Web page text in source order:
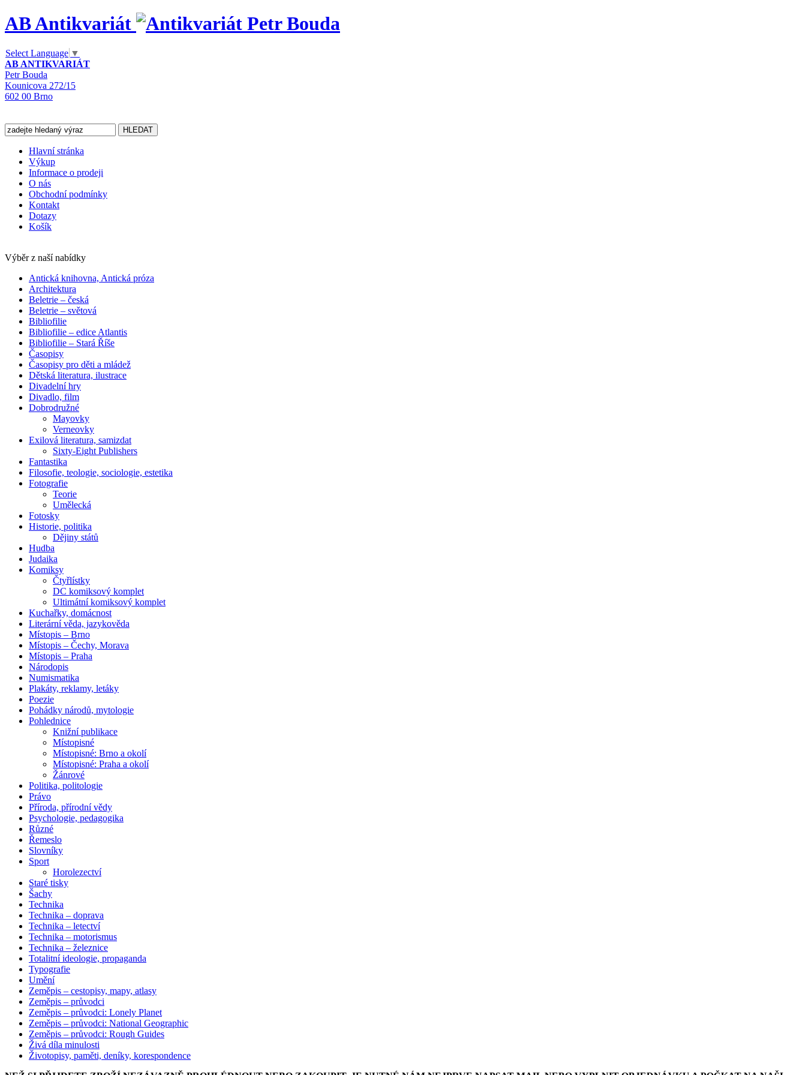
AB Antikvariát
Select Language ▼
AB ANTIKVARIÁT
Petr Bouda
Kounicova 272/15
602 00 Brno
Hlavní stránka
Výkup
Informace o prodeji
O nás
Obchodní podmínky
Kontakt
Dotazy
Košík
Výběr z naší nabídky
Antická knihovna, Antická próza
Architektura
Beletrie – česká
Beletrie – světová
Bibliofilie
Bibliofilie – edice Atlantis
Bibliofilie – Stará Říše
Časopisy
Časopisy pro děti a mládež
Dětská literatura, ilustrace
Divadelní hry
Divadlo, film
Dobrodružné
Mayovky
Verneovky
Exilová literatura, samizdat
Sixty-Eight Publishers
Fantastika
Filosofie, teologie, sociologie, estetika
Fotografie
Teorie
Umělecká
Fotosky
Historie, politika
Dějiny států
Hudba
Judaika
Komiksy
Čtyřlístky
DC komiksový komplet
Ultimátní komiksový komplet
Kuchařky, domácnost
Literární věda, jazykověda
Místopis – Brno
Místopis – Čechy, Morava
Místopis – Praha
Národopis
Numismatika
Plakáty, reklamy, letáky
Poezie
Pohádky národů, mytologie
Pohlednice
Knižní publikace
Místopisné
Místopisné: Brno a okolí
Místopisné: Praha a okolí
Žánrové
Politika, politologie
Právo
Příroda, přírodní vědy
Psychologie, pedagogika
Různé
Řemeslo
Slovníky
Sport
Horolezectví
Staré tisky
Šachy
Technika
Technika – doprava
Technika – letectví
Technika – motorismus
Technika – železnice
Totalitní ideologie, propaganda
Typografie
Umění
Zeměpis – cestopisy, mapy, atlasy
Zeměpis – průvodci
Zeměpis – průvodci: Lonely Planet
Zeměpis – průvodci: National Geographic
Zeměpis – průvodci: Rough Guides
Živá díla minulosti
Životopisy, paměti, deníky, korespondence